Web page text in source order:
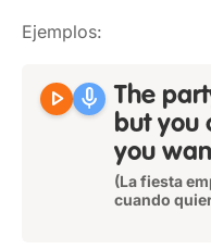
Ejemplos:
play_arrow mic The
but you
you
(La fiesta
cuando